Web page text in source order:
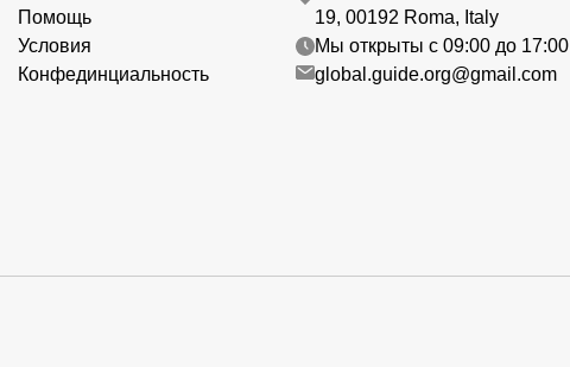
Помощь
Условия
Конфединциальность
19, 00192 Roma, Italy
Мы открыты с 09:00 до 17:00
global.guide.org@gmail.com